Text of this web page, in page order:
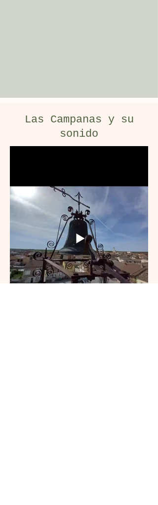
Las Campanas y su
sonido